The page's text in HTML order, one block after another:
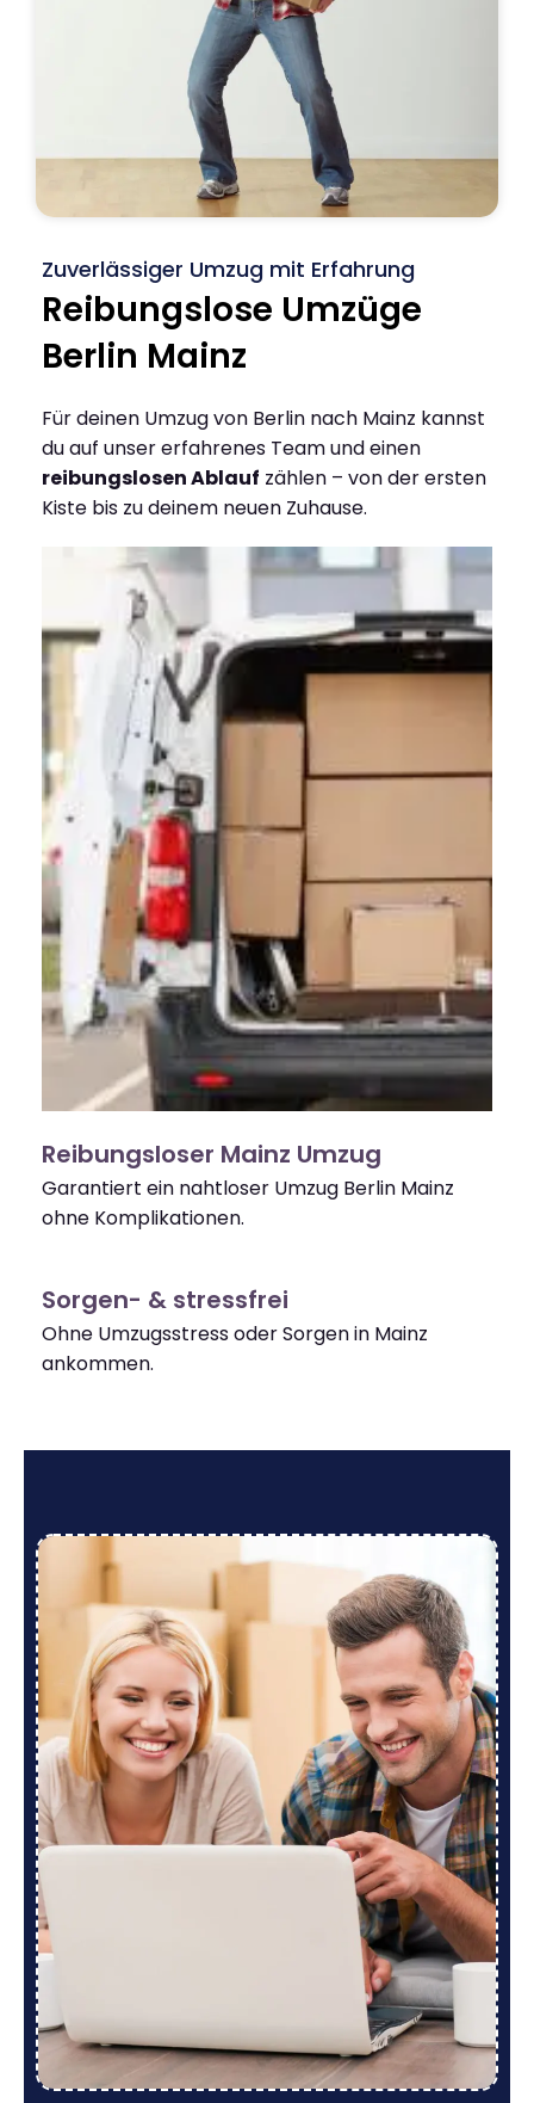
Zuverlässiger Umzug mit Erfahrung
Reibungslose Umzüge
Berlin Mainz
Für deinen Umzug von Berlin nach Mainz kannst
du auf unser erfahrenes Team und einen
reibungslosen Ablauf zählen – von der ersten
Kiste bis zu deinem neuen Zuhause.
Reibungsloser Mainz Umzug
Garantiert ein nahtloser Umzug Berlin Mainz
ohne Komplikationen.
Sorgen- & stressfrei
Ohne Umzugsstress oder Sorgen in Mainz
ankommen.